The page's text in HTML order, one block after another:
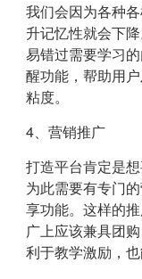
我们会因为各种
升记忆性就会下
易错过需要学习
醒功能，帮助用
粘度。
4、营销推广
打造平台肯定是
为此需要有专门
享功能。这样的
广上应该兼具团
利于教学激励，也